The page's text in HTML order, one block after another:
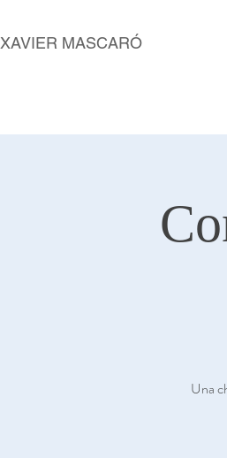
XAVIER MASCARÓ
Una